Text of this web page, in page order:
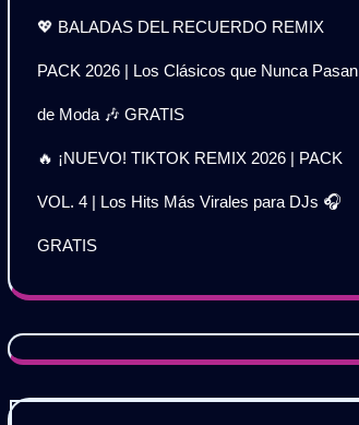
💖 BALADAS DEL RECUERDO REMIX
PACK 2026 | Los Clásicos que Nunca Pasan
de Moda 🎶 GRATIS
🔥 ¡NUEVO! TIKTOK REMIX 2026 | PACK
VOL. 4 | Los Hits Más Virales para DJs 🎧
GRATIS